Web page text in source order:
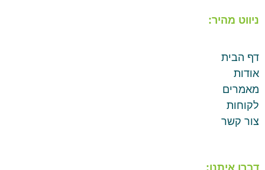
ניווט מהיר:
דף הבית
אודות
מאמרים
לקוחות
צור קשר